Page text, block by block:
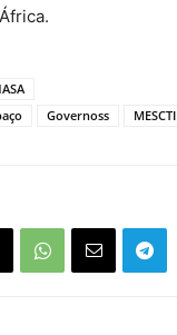
Governoss MESCTI